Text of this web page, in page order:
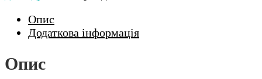
Опис
Додаткова інформація
Опис